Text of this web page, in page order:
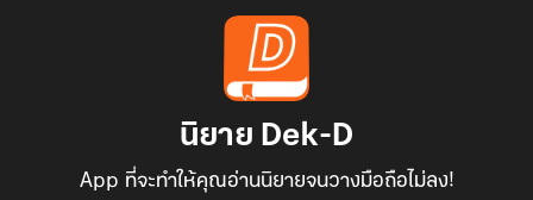
นิยาย Dek-D
App ที่จะทำให้คุณอ่านนิยายจนวางมือถือไม่ลง!